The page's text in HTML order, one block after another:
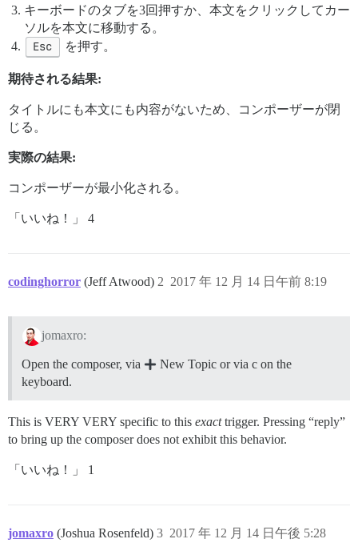
キーボードのタブを3回押すか、本文をクリックしてカー
ソルを本文に移動する。
Esc を押す。
期待される結果:
タイトルにも本文にも内容がないため、コンポーザーが閉
じる。
実際の結果:
コンポーザーが最小化される。
「いいね！」 4
codinghorror (Jeff Atwood) 2017 年 12 月 14 日午前 8:19
2
jomaxro:
Open the composer, via
New Topic or via c on the
keyboard.
This is VERY VERY specific to this exacttrigger. Pressing “reply”
to bring up the composer does not exhibit this behavior.
「いいね！」 1
jomaxro (Joshua Rosenfeld) 2017 年 12 月 14 日午後 5:28
3